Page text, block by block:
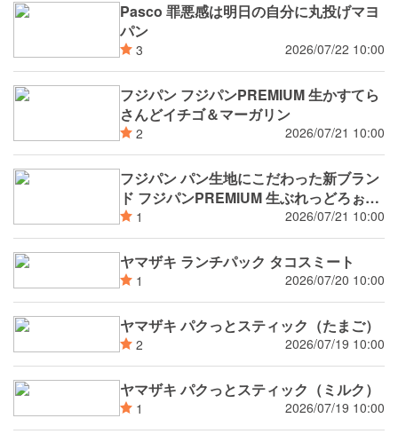
Pasco 罪悪感は明日の自分に丸投げマヨ
パン
3 2026/07/22 10:00
フジパン フジパンPREMIUM 生かすてら
さんどイチゴ＆マーガリン
2 2026/07/21 10:00
フジパン パン生地にこだわった新ブラン
ド フジパンPREMIUM 生ぶれっどろぉる
4個入
1 2026/07/21 10:00
ヤマザキ ランチパック タコスミート
1 2026/07/20 10:00
ヤマザキ パクっとスティック（たまご）
2 2026/07/19 10:00
ヤマザキ パクっとスティック（ミルク）
1 2026/07/19 10:00